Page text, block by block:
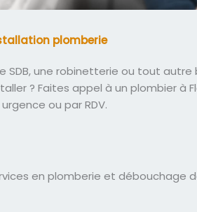
plomberie
SDB, une robinetterie ou tout autre
? Faites appel à un plombier à
ou par RDV.
en plomberie et débouchage